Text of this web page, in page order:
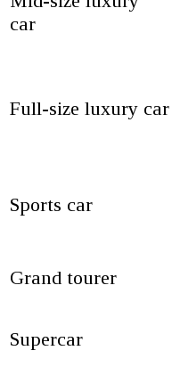
car
Full-size luxury car
Sports car
Grand tourer
Supercar